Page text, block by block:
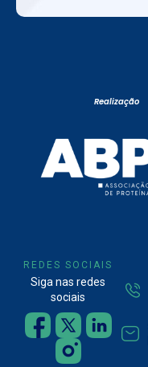
Realização
REDES SOCIAIS
Siga nas redes
sociais